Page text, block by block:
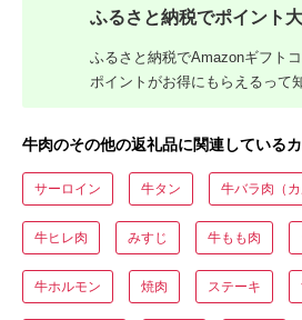
ふるさと納税でポイント
ふるさと納税でAmazonギフト
ポイントがお得にもらえるって
牛肉のその他の返礼品に関連している
サーロイン 牛タン 牛バラ肉（カ
牛ヒレ肉 みすじ 牛もも肉
牛ホルモン 焼肉 ステーキ